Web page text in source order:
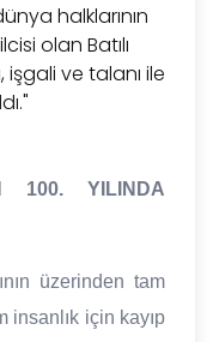
halklarının
olan Batılı
işgali ve talanı ile
100. YILINDA
üzerinden tam
insanlık için kayıp